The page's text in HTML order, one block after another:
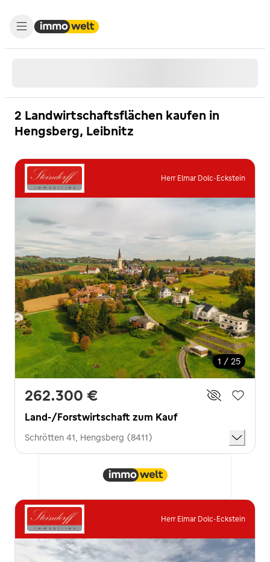
2 Landwirtschaftsflächen kaufen in
Hengsberg, Leibnitz
Herr Elmar Dolc-Eckstein
1 / 25
262.300 €
Land-/Forstwirtschaft zum Kauf
Schrötten 41, Hengsberg (8411)
Herr Elmar Dolc-Eckstein